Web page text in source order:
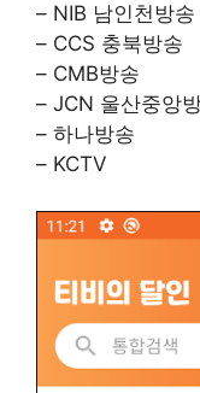
– NIB 남인천방송
– CCS 충북방송
– CMB방송
– JCN 울산중앙
– 하나방송
– KCTV